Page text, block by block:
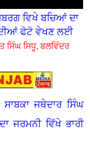
ਵਿਖੇ ਬਚ‌ਿਆਂ ਦਾ
ਫੋਟੋ ਵੇਖਣ ਲਈ
ਸਿੰਘ ਸਿਧੂ, ਬਲਵਿੰਦਰ
ਜਥੇਦਾਰ ਸਿੰਘ
ਜਰਮਨੀ ਵਿੱਖੇ ਭਾਰੀ